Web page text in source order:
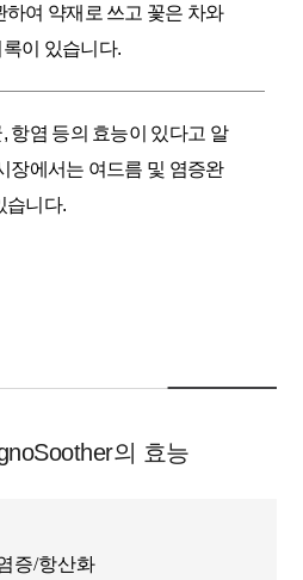
하여 약재로 쓰고 꽃은 차와
이 있습니다.
항염 등의 효능이 있다고 알
장에서는 여드름 및 염증완
습니다.
의 효능
증/항산화